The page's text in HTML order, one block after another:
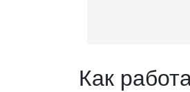
Как